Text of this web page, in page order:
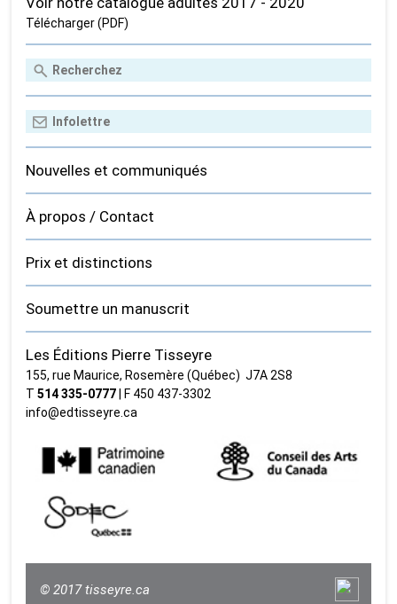
Télécharger (PDF)
Nouvelles et communiqués
À propos / Contact
Prix et distinctions
Soumettre un manuscrit
Les Éditions Pierre Tisseyre
155, rue Maurice, Rosemère (Québec) J7A 2S8
T514 335‑0777 | F 450 437‑3302
info@edtisseyre.ca
© 2017 tisseyre.ca